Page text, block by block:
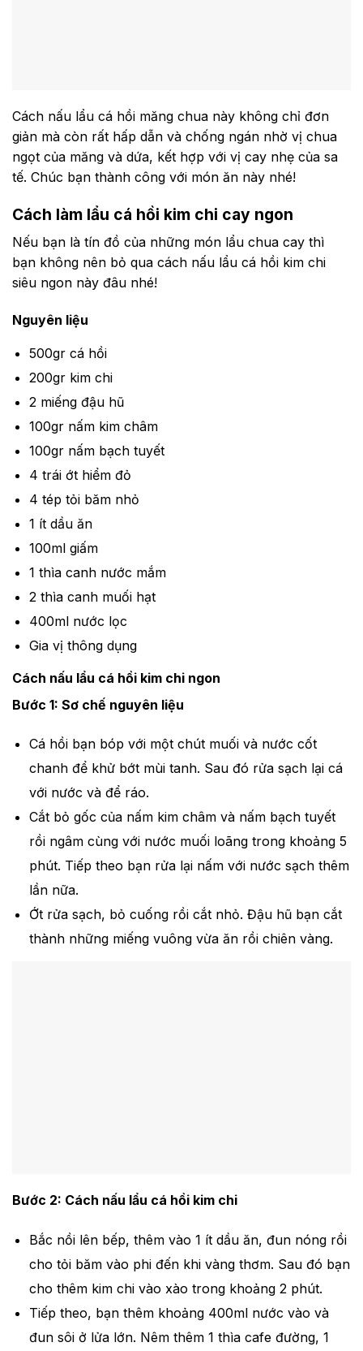
Cách nấu lẩu cá hồi măng chua này không chỉ đơn
giản mà còn rất hấp dẫn và chống ngán nhờ vị chua
ngọt của măng và dứa, kết hợp với vị cay nhẹ của sa
tế. Chúc bạn thành công với món ăn này nhé!
Cách làm lẩu cá hồi kim chi cay ngon
Nếu bạn là tín đồ của những món lẩu chua cay thì
bạn không nên bỏ qua cách nấu lẩu cá hồi kim chi
siêu ngon này đâu nhé!
Nguyên liệu
500gr cá hồi
200gr kim chi
2 miếng đậu hũ
100gr nấm kim châm
100gr nấm bạch tuyết
4 trái ớt hiểm đỏ
4 tép tỏi băm nhỏ
1 ít dầu ăn
100ml giấm
1 thìa canh nước mắm
2 thìa canh muối hạt
400ml nước lọc
Gia vị thông dụng
Cách nấu lẩu cá hồi kim chi ngon
Bước 1: Sơ chế nguyên liệu
Cá hồi bạn bóp với một chút muối và nước cốt
chanh để khử bớt mùi tanh. Sau đó rửa sạch lại cá
với nước và để ráo.
Cắt bỏ gốc của nấm kim châm và nấm bạch tuyết
rồi ngâm cùng với nước muối loãng trong khoảng 5
phút. Tiếp theo bạn rửa lại nấm với nước sạch thêm
lần nữa.
Ớt rửa sạch, bỏ cuống rồi cắt nhỏ. Đậu hũ bạn cắt
thành những miếng vuông vừa ăn rồi chiên vàng.
Bước 2: Cách nấu lẩu cá hồi kim chi
Bắc nồi lên bếp, thêm vào 1 ít dầu ăn, đun nóng rồi
cho tỏi băm vào phi đến khi vàng thơm. Sau đó bạn
cho thêm kim chi vào xào trong khoảng 2 phút.
Tiếp theo, bạn thêm khoảng 400ml nước vào và
đun sôi ở lửa lớn. Nêm thêm 1 thìa cafe đường, 1